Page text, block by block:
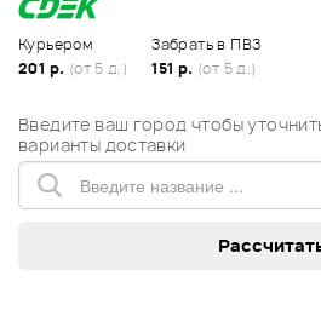
Курьером
201 р. (от 5 д.)
Забрать в ПВЗ
151 р. (от 5 д.)
Введите ваш город чтобы
варианты доставки